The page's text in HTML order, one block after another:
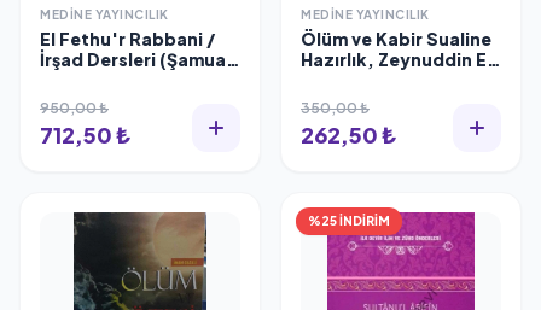
MEDINE YAYINCILIK
El Fethu'r Rabbani /
İrşad Dersleri (Şamua
Yayıncılık
950,00 ₺
712,50 ₺
MEDINE YAYINCILIK
Ölüm ve Kabir Sualine
Hazırlık, Zeynuddin El-
350,00 ₺
262,50 ₺
%25 İNDİRİM